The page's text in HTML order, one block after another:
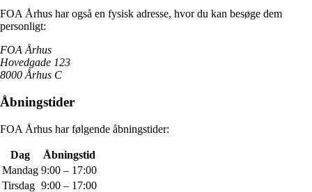
FOA Århus har også en fysisk adresse, hvor du kan besøge dem
personligt:
FOA Århus
Hovedgade 123
8000 Århus C
Åbningstider
FOA Århus har følgende åbningstider:
Dag
Åbningstid
Mandag 9:00 – 17:00
Tirsdag 9:00 – 17:00